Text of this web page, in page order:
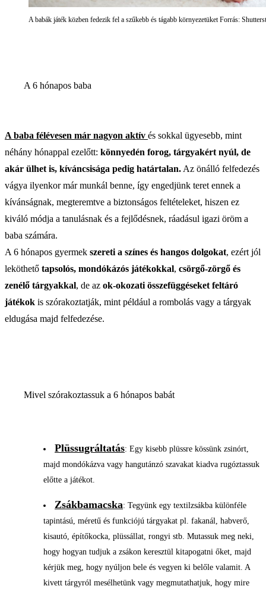
A babák játék közben fedezik fel a szűkebb és tágabb környezetüket Forrás:
A 6 hónapos baba
A baba félévesen már nagyon aktív és sokkal ügyesebb, mint
néhány hónappal ezelőtt: könnyedén forog, tárgyakért nyúl, de
akár ülhet is, kíváncsisága pedig határtalan. Az önálló felfedezés
vágya ilyenkor már munkál benne, így engedjünk teret ennek a
kívánságnak, megteremtve a biztonságos feltételeket, hiszen ez
kiváló módja a tanulásnak és a fejlődésnek, ráadásul igazi öröm a
baba számára.
A 6 hónapos gyermek szereti a színes és hangos dolgokat, ezért jól
leköthető tapsolós, mondókázós játékokkal, csörgő-zörgő és
zenélő tárgyakkal, de az ok-okozati összefüggéseket feltáró
játékok is szórakoztatják, mint például a rombolás vagy a tárgyak
eldugása majd felfedezése.
Mivel szórakoztassuk a 6 hónapos babát
Plüssugráltatás: Egy kisebb plüssre kössünk zsinórt,
majd mondókázva vagy hangutánzó szavakat kiadva rugóztassuk
előtte a játékot.
Zsákbamacska: Tegyünk egy textilzsákba különféle
tapintású, méretű és funkciójú tárgyakat pl. fakanál, habverő,
kisautó, építőkocka, plüssállat, rongyi stb. Mutassuk meg neki,
hogy hogyan tudjuk a zsákon keresztül kitapogatni őket, majd
kérjük meg, hogy nyúljon bele és vegyen ki belőle valamit. A
kivett tárgyról mesélhetünk vagy megmutathatjuk, hogy mire